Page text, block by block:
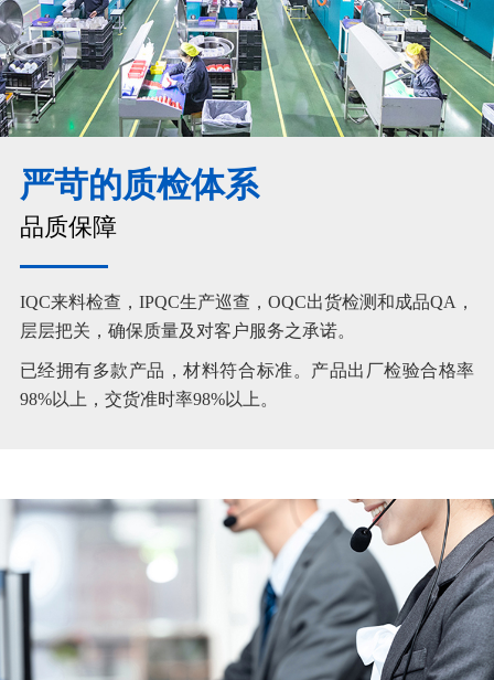
严苛的质检体系
品质保障
IQC来料检查，IPQC生产巡查，OQC出货检测和成品QA，
层层把关，确保质量及对客户服务之承诺。
已经拥有多款产品，材料符合标准。产品出厂检验合格率
98%以上，交货准时率98%以上。